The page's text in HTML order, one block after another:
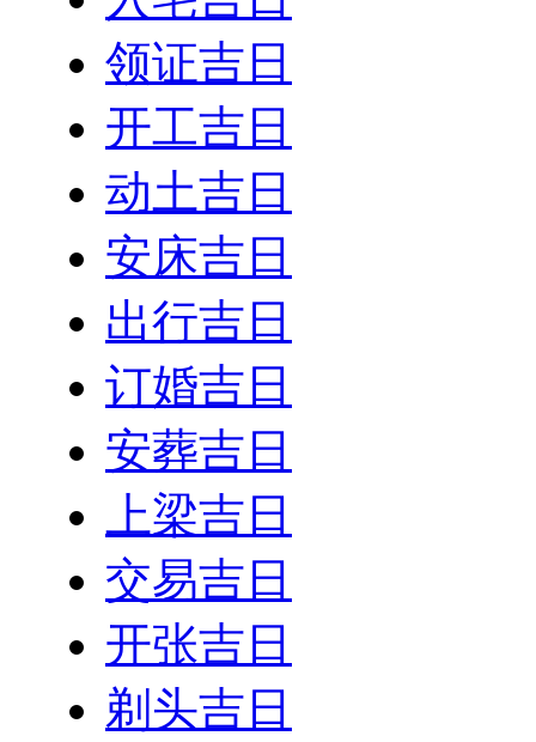
领证吉日
开工吉日
动土吉日
安床吉日
出行吉日
订婚吉日
安葬吉日
上梁吉日
交易吉日
开张吉日
剃头吉日